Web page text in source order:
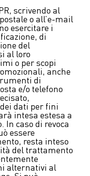
scrivendo al
o all’e-mail
esercitare i
di
del
al loro
o per scopi
anche
di
e/o telefono
dati per fini
intesa estesa a
caso di revoca
essere
resta inteso
del trattamento
alternativi al